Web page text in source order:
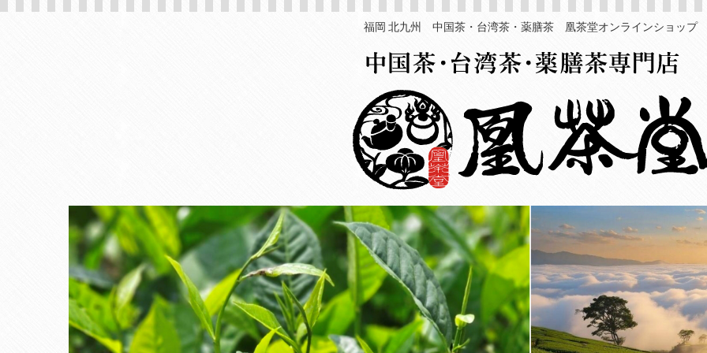
福岡 北九州 中国茶・台湾茶・薬膳茶 凰茶堂オンラインショップ